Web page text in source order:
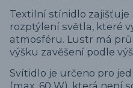
Textilní stínidlo
rozptýlení světla, které
atmosféru. Lustr má
výšku zavěšení podle
Svítidlo je určeno pro
(max. 60 W), která není